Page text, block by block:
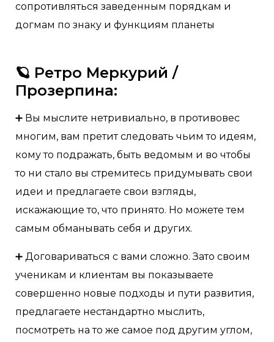
сопротивляться заведенным порядкам и
догмам по знаку и функциям планеты
🪐 Ретро Меркурий /
Прозерпина:
➕ Вы мыслите нетривиально, в противовес
многим, вам претит следовать чьим то идеям,
кому то подражать, быть ведомым и во чтобы
то ни стало вы стремитесь придумывать свои
идеи и предлагаете свои взгляды,
искажающие то, что принято. Но можете тем
самым обманывать себя и других.
➕ Договариваться с вами сложно. Зато своим
ученикам и клиентам вы показываете
совершенно новые подходы и пути развития,
предлагаете нестандартно мыслить,
посмотреть на то же самое под другим углом,